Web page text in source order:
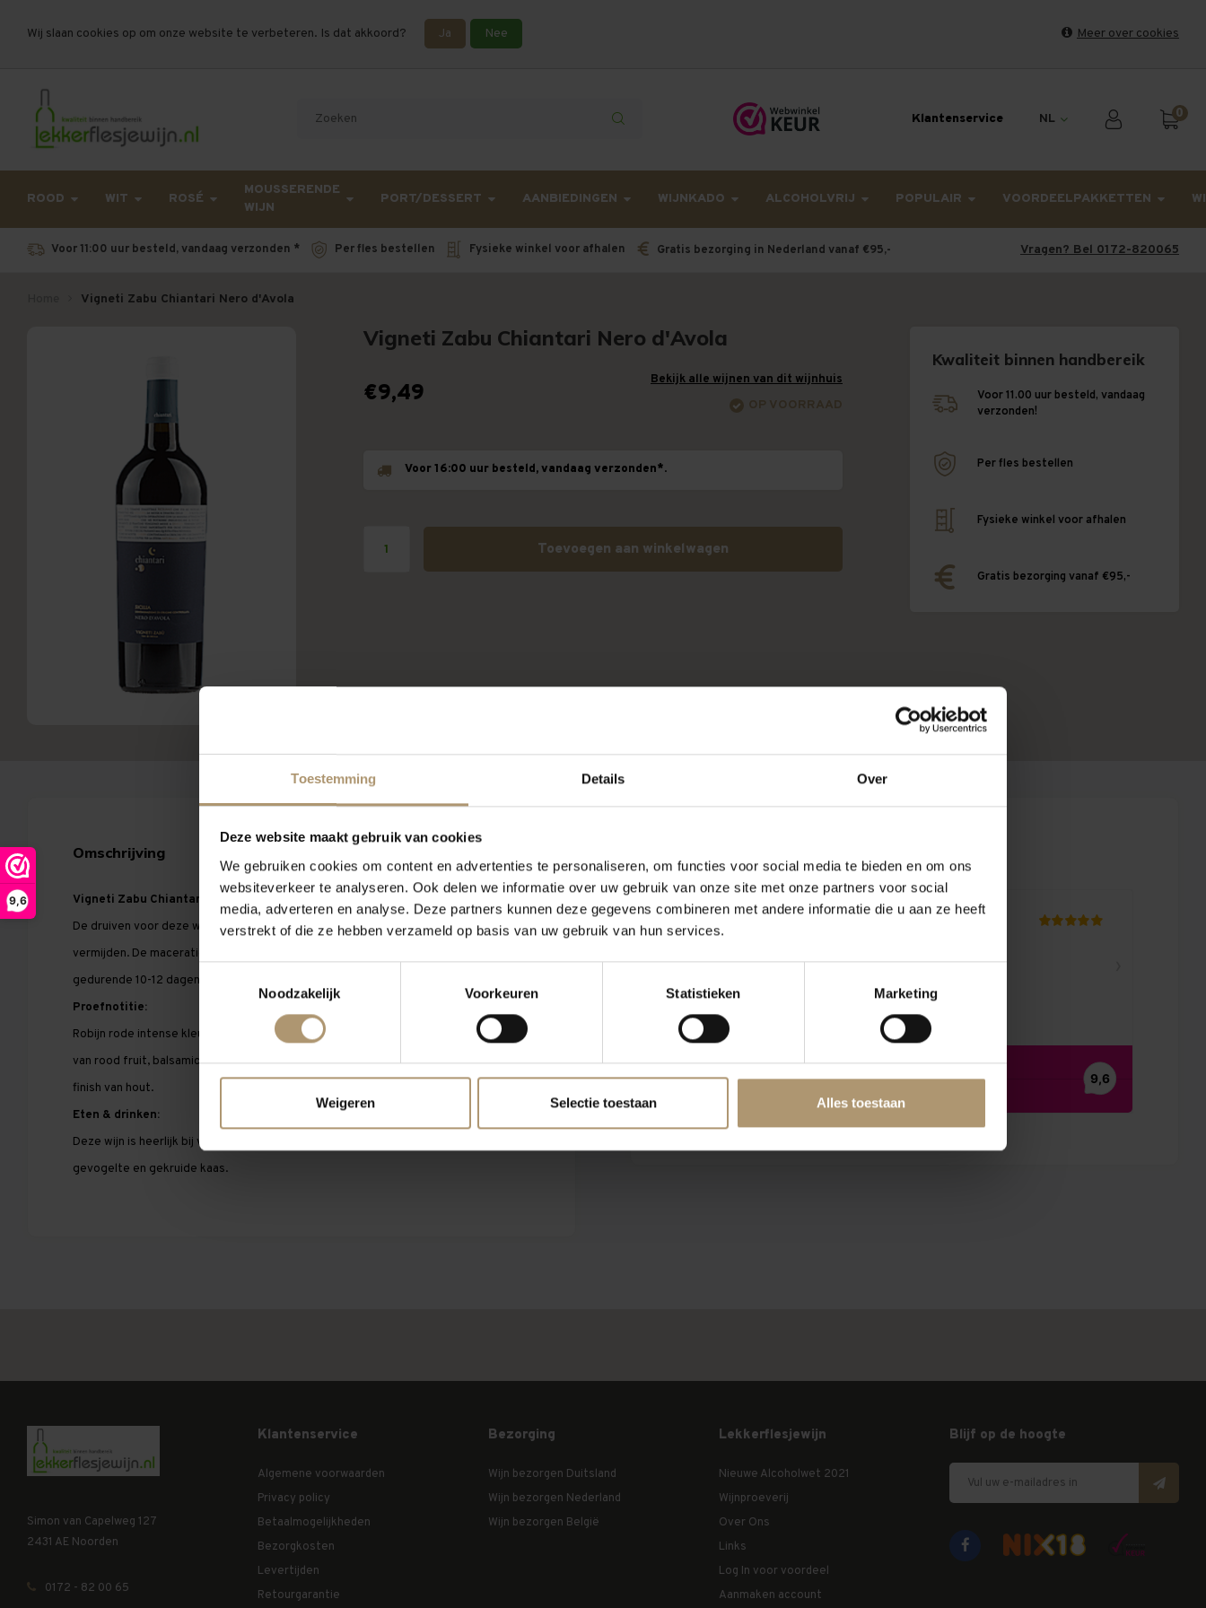
9,6
Toestemming Details Over
Deze website maakt gebruik van cookies
We gebruiken cookies om content en advertenties te personaliseren, om functies voor social media te bieden en om ons
websiteverkeer te analyseren. Ook delen we informatie over uw gebruik van onze site met onze partners voor social
media, adverteren en analyse. Deze partners kunnen deze gegevens combineren met andere informatie die u aan ze heeft
verstrekt of die ze hebben verzameld op basis van uw gebruik van hun services.
Noodzakelijk
Voorkeuren Statistieken Marketing
Weigeren Selectie toestaan Alles toestaan
Wij slaan cookies op om onze website te verbeteren. Is dat akkoord? Ja Nee
Meer over cookies
Let op, vanwege drukte bij PostNL kan uw bestelling langer onderweg zijn dan gebruikelijk - Bestellingen van het weekend en maandag worden dinsdag verzonden.
Klantenservice NL 0
ROOD WIT ROSÉ
MOUSSERENDE
WIJN
PORT/DESSERT AANBIEDINGEN WIJNKADO ALCOHOLVRIJ POPULAIR VOORDEELPAKKETTEN
Voor 11:00 uur besteld, vandaag verzonden * Per fles bestellen Fysieke winkel voor afhalen Gratis bezorging in Nederland vanaf €95,- Vragen? Bel 0172-820065
Vigneti Zabu Chiantari Nero d'Avola
Vigneti Zabu Chiantari Nero d'Avola
€9,49
Bekijk alle wijnen van dit wijnhuis
OP VOORRAAD
Voor 16:00 uur besteld, vandaag verzonden*.
Toevoegen aan winkelwagen
Kwaliteit binnen handbereik
Voor 11.00 uur besteld, vandaag
verzonden!
Per fles bestellen
Fysieke winkel voor afhalen
Gratis bezorging vanaf €95,-
Omschrijving
Vigneti Zabu Chiantari Nero d'Avola
De druiven voor deze wijn worden licht geperst, om zo groene tannine te
vermijden. De maceratie vindt plaats bij een gecontroleerde temperatuur
gedurende 10-12 dagen. De wijn rijpt in roestvrijstalen vaten.
Proefnotitie:
Robijn rode intense kleur met paarse reflecties. De wijn heeft een intens aroma
van rood fruit, balsamico en bloemige tonen. Een warme en lang aanhoudende
finish van hout.
Eten & drinken:
Deze wijn is heerlijk bij voorgerechten, vlees van de gril of barbecue, wilde
gevogelte en gekruide kaas.
Simon van Capelweg 127
2431 AE Noorden
0172 - 82 00 65
Klantenservice
Algemene voorwaarden
Privacy policy
Betaalmogelijkheden
Bezorgkosten
Levertijden
Retourgarantie
Bezorging
Wijn bezorgen Duitsland
Wijn bezorgen Nederland
Wijn bezorgen België
Lekkerflesjewijn
Nieuwe Alcoholwet 2021
Wijnproeverij
Over Ons
Links
Log In voor voordeel
Aanmaken account
Blijf op de hoogte